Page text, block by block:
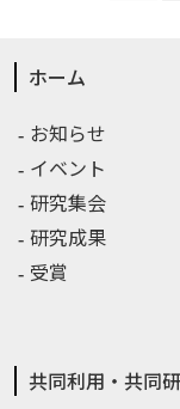
ホーム
お知らせ
イベント
研究集会
研究成果
受賞
共同利用・共同